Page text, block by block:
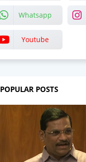
Whatsapp
Youtube
POPULAR POSTS